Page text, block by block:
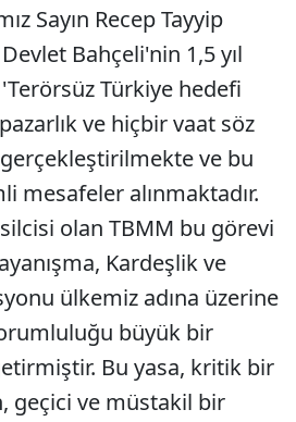
Sayın Recep Tayyip
Bahçeli'nin 1,5 yıl
Türkiye hedefi
ve hiçbir vaat söz
ve bu
mesafeler alınmaktadır.
olan TBMM bu görevi
Kardeşlik ve
ülkemiz adına üzerine
büyük bir
Bu yasa, kritik bir
geçici ve müstakil bir